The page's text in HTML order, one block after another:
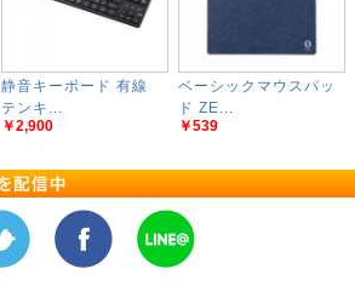
静音キーボード 有線
テンキ...
￥2,900
ベーシックマウスパッ
ド ZE...
￥539